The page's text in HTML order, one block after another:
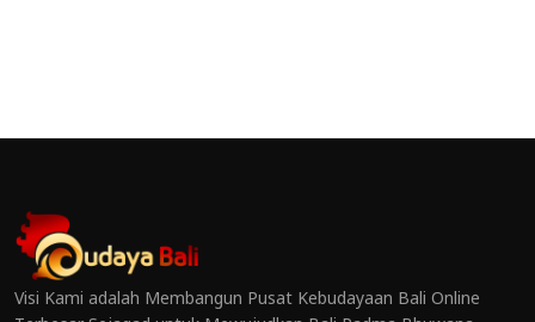
Visi Kami adalah Membangun Pusat Kebudayaan Bali Online